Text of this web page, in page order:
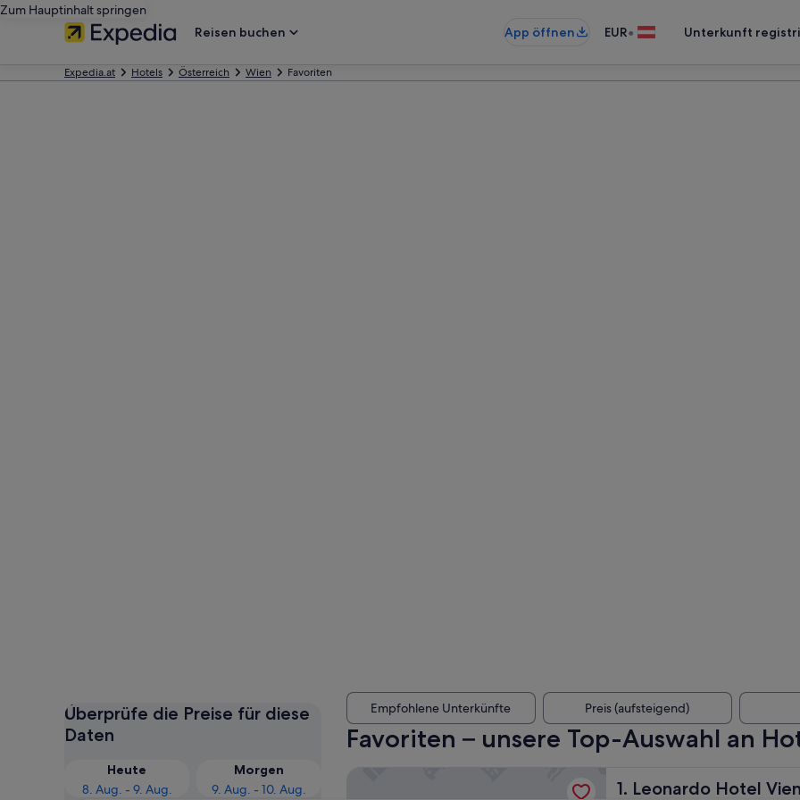
Zum Hauptinhalt springen
Reisen buchen
App öffnen EUR• Unterkunft
Expedia.at Hotels Österreich Wien Favoriten
Überprüfe die Preise für diese
Daten
Heute
8. Aug. - 9. Aug.
Morgen
9. Aug. - 10. Aug.
Empfohlene Unterkünfte Preis (aufsteigend)
Favoriten – unsere Top-Auswahl an
1. Leonardo Hotel
Leonardo Hotel Vienna